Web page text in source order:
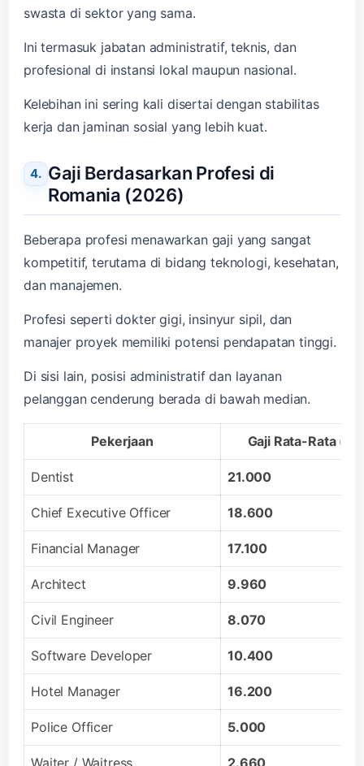
swasta di sektor yang sama.
Ini termasuk jabatan administratif, teknis, dan
profesional di instansi lokal maupun nasional.
Kelebihan ini sering kali disertai dengan stabilitas
kerja dan jaminan sosial yang lebih kuat.
Gaji Berdasarkan Profesi di
Romania (2026)
Beberapa profesi menawarkan gaji yang sangat
kompetitif, terutama di bidang teknologi, kesehatan,
dan manajemen.
Profesi seperti dokter gigi, insinyur sipil, dan
manajer proyek memiliki potensi pendapatan tinggi.
Di sisi lain, posisi administratif dan layanan
pelanggan cenderung berada di bawah median.
Pekerjaan Gaji Rata-Rata
Dentist 21.000
Chief Executive Officer 18.600
Financial Manager 17.100
Architect 9.960
Civil Engineer 8.070
Software Developer 10.400
Hotel Manager 16.200
Police Officer 5.000
Waiter / Waitress 2.660